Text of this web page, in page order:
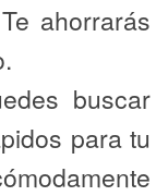
ahorrarás
buscar
para tu